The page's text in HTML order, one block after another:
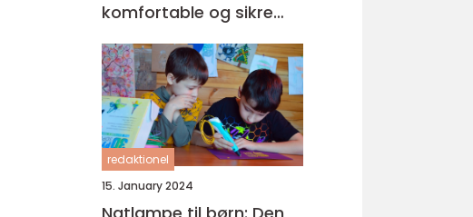
komfortable og sikre
fodtøj
redaktionel
15. January 2024